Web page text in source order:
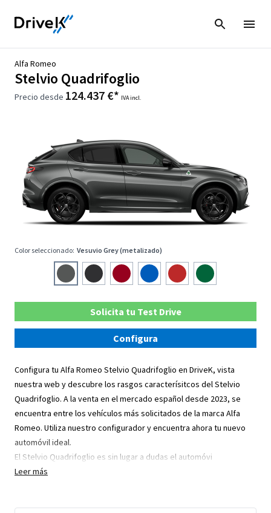
Alfa Romeo
Stelvio Quadrifoglio
Precio desde 124.437 €* IVA incl.
Color seleccionado: Vesuvio Grey (metalizado)
Solicita tu Test Drive
Configura
Configura tu Alfa Romeo Stelvio Quadrifoglio en DriveK, vista
nuestra web y descubre los rasgos caracterísitcos del Stelvio
Quadrifoglio. A la venta en el mercado español desde 2023, se
encuentra entre los vehículos más solicitados de la marca Alfa
Romeo. Utiliza nuestro configurador y encuentra ahora tu nuevo
automóvil ideal.
El Stelvio Quadrifoglio es sin lugar a dudas el automóvi
Leer más